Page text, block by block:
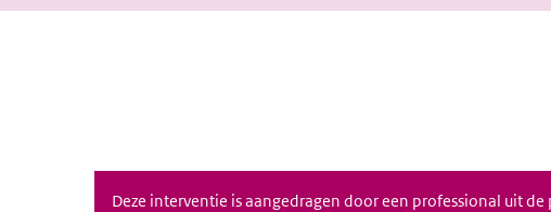
Deze interventie is aangedragen door een professional uit